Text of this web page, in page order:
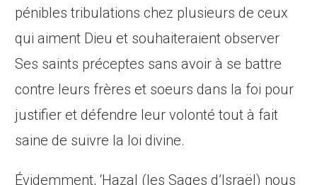
pénibles tribulations chez plusieurs de ceux
qui aiment Dieu et souhaiteraient observer
Ses saints préceptes sans avoir à se battre
contre leurs frères et soeurs dans la foi pour
justifier et défendre leur volonté tout à fait
saine de suivre la loi divine.
Évidemment, ‘Hazal (les Sages d’Israël) nous